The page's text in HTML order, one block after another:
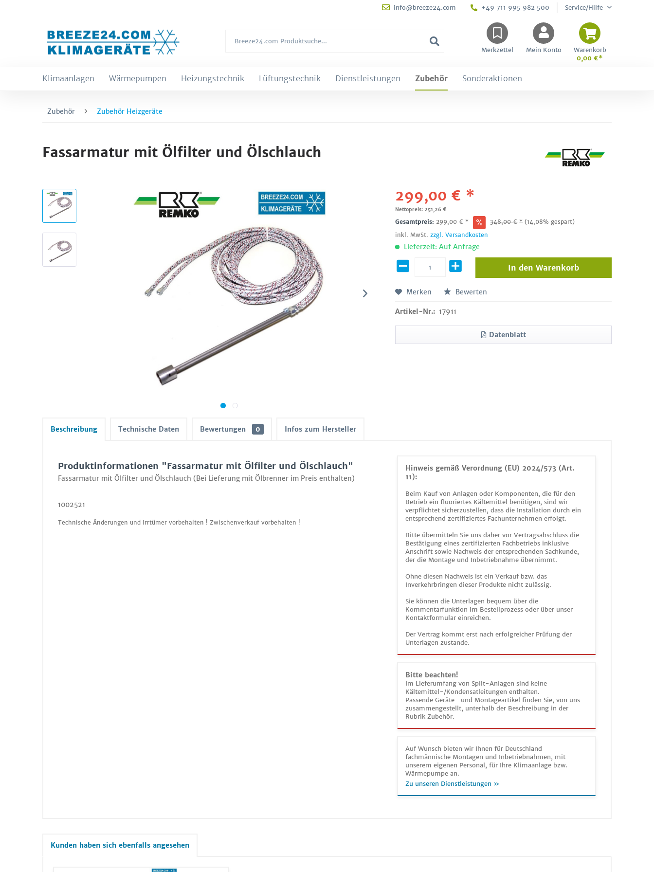
info@breeze24.com +49 711 995 982 500 Service/Hilfe
Merkzettel Mein Konto
Warenkorb
0,00 €*
Klimaanlagen Wärmepumpen Heizungstechnik Lüftungstechnik Dienstleistungen Zubehör Sonderaktionen
Zubehör Zubehör Heizgeräte
Fassarmatur mit Ölfilter und Ölschlauch
299,00 € *
Nettopreis: 251,26 €
Gesamtpreis: 299,00 € * 348,00€ * (14,08% gespart)
inkl. MwSt.zzgl. Versandkosten
Lieferzeit: Auf Anfrage
In den Warenkorb
Merken Bewerten
Artikel-Nr.: 17911
Datenblatt
Beschreibung Technische Daten Bewertungen 0 Infos zum Hersteller
Hinweis gemäß Verordnung (EU) 2024/573 (Art.
11):
Beim Kauf von Anlagen oder Komponenten, die für den
Betrieb ein fluoriertes Kältemittel benötigen, sind wir
verpflichtet sicherzustellen, dass die Installation durch ein
entsprechend zertifiziertes Fachunternehmen erfolgt.
Bitte übermitteln Sie uns daher vor Vertragsabschluss die
Bestätigung eines zertifizierten Fachbetriebs inklusive
Anschrift sowie Nachweis der entsprechenden Sachkunde,
der die Montage und Inbetriebnahme übernimmt.
Ohne diesen Nachweis ist ein Verkauf bzw. das
Inverkehrbringen dieser Produkte nicht zulässig.
Sie können die Unterlagen bequem über die
Kommentarfunktion im Bestellprozess oder über unser
Kontaktformular einreichen.
Der Vertrag kommt erst nach erfolgreicher Prüfung der
Unterlagen zustande.
Bitte beachten!
Im Lieferumfang von Split-Anlagen sind keine
Kältemittel-/Kondensatleitungen enthalten.
Passende Geräte- und Montageartikel finden Sie, von uns
zusammengestellt, unterhalb der Beschreibung in der
Rubrik Zubehör.
Auf Wunsch bieten wir Ihnen für Deutschland
fachmännische Montagen und Inbetriebnahmen, mit
unserem eigenen Personal, für Ihre Klimaanlage bzw.
Wärmepumpe an.
Zu unseren Dienstleistungen »
Produktinformationen "Fassarmatur mit Ölfilter und Ölschlauch"
Fassarmatur mit Ölfilter und Ölschlauch (Bei Lieferung mit Ölbrenner im Preis enthalten)
1002521
Technische Änderungen und Irrtümer vorbehalten ! Zwischenverkauf vorbehalten !
Kunden haben sich ebenfalls angesehen